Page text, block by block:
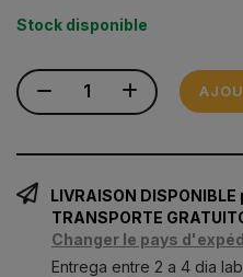
Stock disponible
LIVRAISON
TRANSPORTE
Changer le pays
Entrega entre 2 a 4 dia